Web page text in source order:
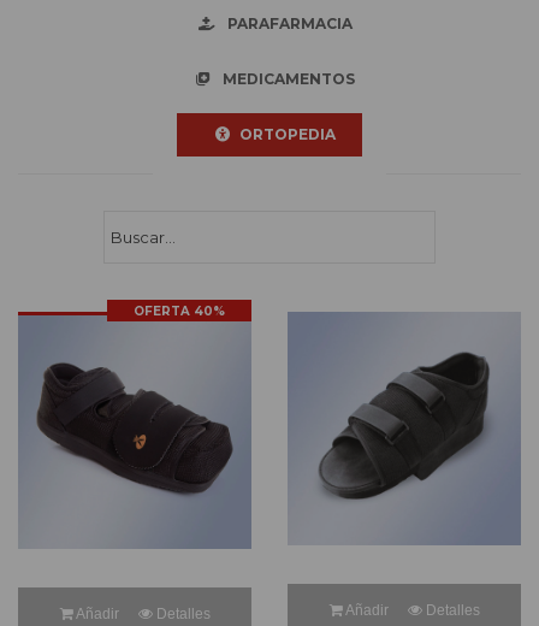
PARAFARMACIA
MEDICAMENTOS
ORTOPEDIA
Buscar...
OFERTA 40%
Añadir Detalles Añadir Detalles